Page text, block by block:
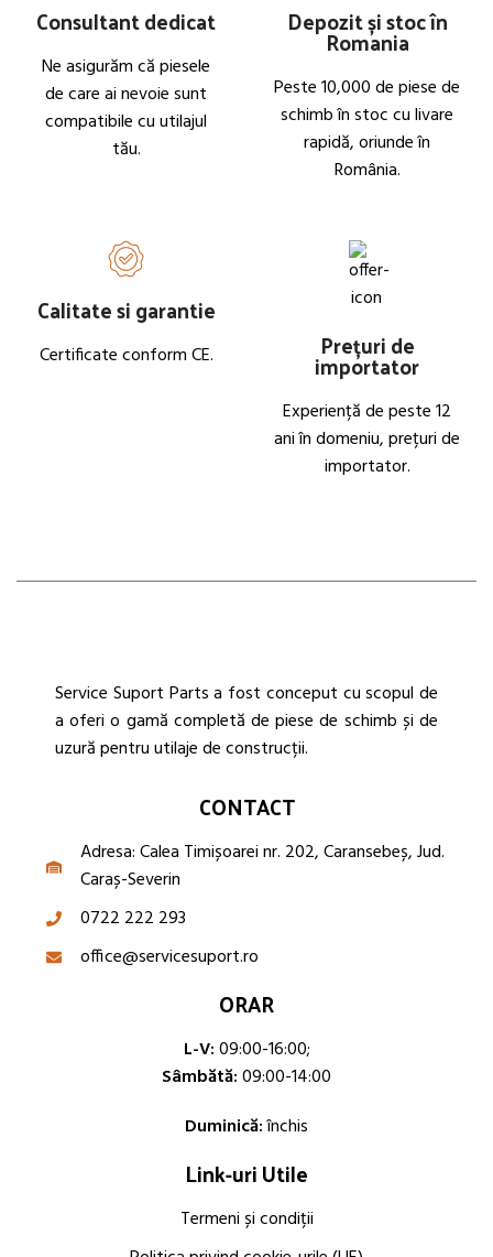
Consultant dedicat
Ne asigurăm că piesele
de care ai nevoie sunt
compatibile cu utilajul
tău.
Depozit și stoc în
Romania
Peste 10,000 de piese de
schimb în stoc cu livare
rapidă, oriunde în
România.
Calitate si garantie
Certificate conform CE. Prețuri de
importator
Experiență de peste 12
ani în domeniu, prețuri de
importator.
Service Suport Parts a fost conceput cu scopul de
a oferi o gamă completă de piese de schimb și de
uzură pentru utilaje de construcții.
CONTACT
Adresa: Calea Timișoarei nr. 202, Caransebeș, Jud.
Caraș-Severin
0722 222 293
office@servicesuport.ro
ORAR
L-V:09:00-16:00;
Sâmbătă:09:00-14:00
Duminică:închis
Link-uri Utile
Termeni și condiții